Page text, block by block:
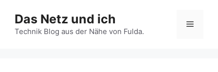
Inhalt
springen
Das Netz und ich
Technik Blog aus der Nähe von Fulda.
Menü